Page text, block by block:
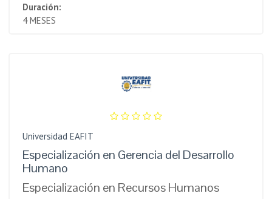
Duración:
4 MESES
Universidad EAFIT
Especialización en Gerencia del Desarrollo
Humano
Especialización en Recursos Humanos